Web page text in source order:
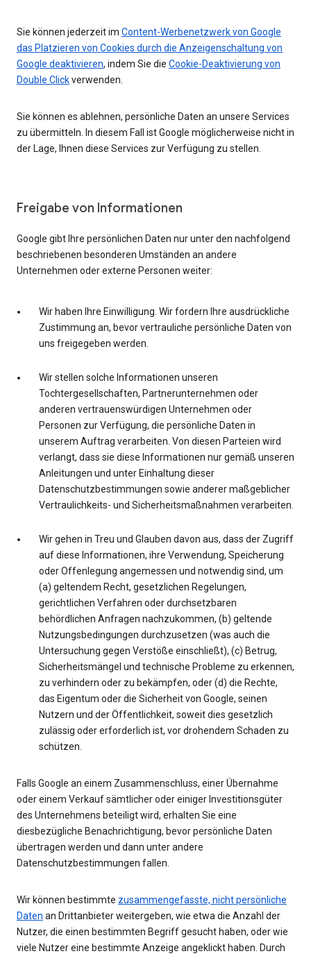
Sie können jederzeit im Content-Werbenetzwerk von Google
das Platzieren von Cookies durch die Anzeigenschaltung von
Google deaktivieren, indem Sie die Cookie-Deaktivierung von
Double Clickverwenden.
Sie können es ablehnen, persönliche Daten an unsere Services
zu übermitteln. In diesem Fall ist Google möglicherweise nicht in
der Lage, Ihnen diese Services zur Verfügung zu stellen.
Freigabe von Informationen
Google gibt Ihre persönlichen Daten nur unter den nachfolgend
beschriebenen besonderen Umständen an andere
Unternehmen oder externe Personen weiter:
Wir haben Ihre Einwilligung. Wir fordern Ihre ausdrückliche
Zustimmung an, bevor vertrauliche persönliche Daten von
uns freigegeben werden.
Wir stellen solche Informationen unseren
Tochtergesellschaften, Partnerunternehmen oder
anderen vertrauenswürdigen Unternehmen oder
Personen zur Verfügung, die persönliche Daten in
unserem Auftrag verarbeiten. Von diesen Parteien wird
verlangt, dass sie diese Informationen nur gemäß unseren
Anleitungen und unter Einhaltung dieser
Datenschutzbestimmungen sowie anderer maßgeblicher
Vertraulichkeits- und Sicherheitsmaßnahmen verarbeiten.
Wir gehen in Treu und Glauben davon aus, dass der Zugriff
auf diese Informationen, ihre Verwendung, Speicherung
oder Offenlegung angemessen und notwendig sind, um
(a) geltendem Recht, gesetzlichen Regelungen,
gerichtlichen Verfahren oder durchsetzbaren
behördlichen Anfragen nachzukommen, (b) geltende
Nutzungsbedingungen durchzusetzen (was auch die
Untersuchung gegen Verstöße einschließt), (c) Betrug,
Sicherheitsmängel und technische Probleme zu erkennen,
zu verhindern oder zu bekämpfen, oder (d) die Rechte,
das Eigentum oder die Sicherheit von Google, seinen
Nutzern und der Öffentlichkeit, soweit dies gesetzlich
zulässig oder erforderlich ist, vor drohendem Schaden zu
schützen.
Falls Google an einem Zusammenschluss, einer Übernahme
oder einem Verkauf sämtlicher oder einiger Investitionsgüter
des Unternehmens beteiligt wird, erhalten Sie eine
diesbezügliche Benachrichtigung, bevor persönliche Daten
übertragen werden und dann unter andere
Datenschutzbestimmungen fallen.
Wir können bestimmte zusammengefasste, nicht persönliche
Daten an Drittanbieter weitergeben, wie etwa die Anzahl der
Nutzer, die einen bestimmten Begriff gesucht haben, oder wie
viele Nutzer eine bestimmte Anzeige angeklickt haben. Durch